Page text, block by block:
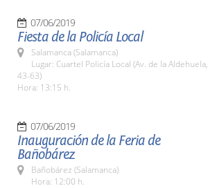
07/06/2019
Fiesta de la Policía Local
Salamanca (Salamanca)
Lugar: Cuartel Policía Local (Av. de la Aldehuela,
43-63)
Hora: 13:15 h.
07/06/2019
Inauguración de la Feria de
Bañobárez
Bañobárez (Salamanca)
Hora: 12:00 h.